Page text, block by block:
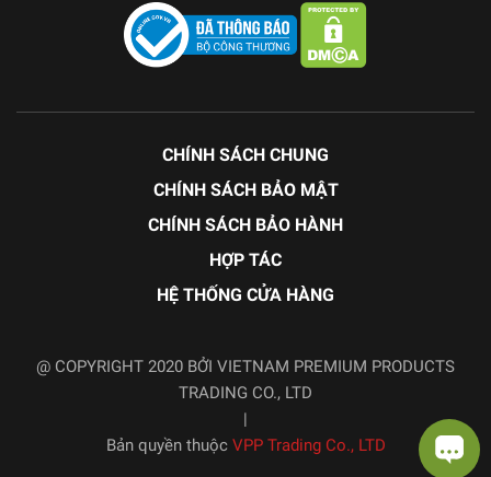
CHÍNH SÁCH CHUNG
CHÍNH SÁCH BẢO MẬT
CHÍNH SÁCH BẢO HÀNH
HỢP TÁC
HỆ THỐNG CỬA HÀNG
@ COPYRIGHT 2020 BỞI VIETNAM PREMIUM PRODUCTS
TRADING CO., LTD
|
Bản quyền thuộc VPP Trading Co., LTD